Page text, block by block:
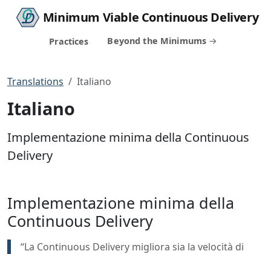
Minimum Viable Continuous Delivery
Practices Beyond the Minimums
Translations Italiano
Italiano
Implementazione minima della Continuous
Delivery
Implementazione minima della
Continuous Delivery
“La Continuous Delivery migliora sia la velocità di